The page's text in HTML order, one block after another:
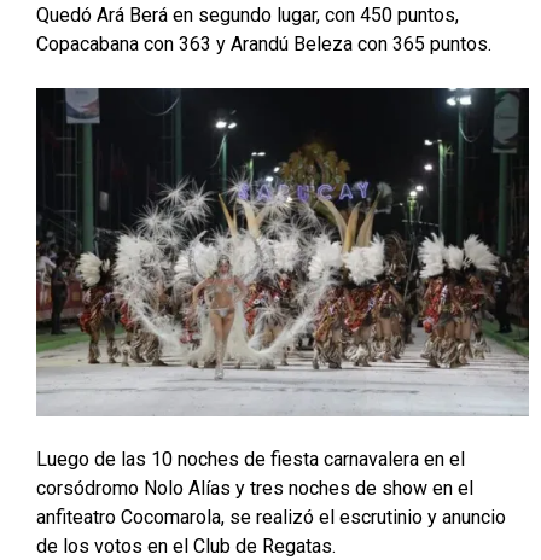
Quedó Ará Berá en segundo lugar, con 450 puntos,
Copacabana con 363 y Arandú Beleza con 365 puntos.
Luego de las 10 noches de fiesta carnavalera en el
corsódromo Nolo Alías y tres noches de show en el
anfiteatro Cocomarola, se realizó el escrutinio y anuncio
de los votos en el Club de Regatas.